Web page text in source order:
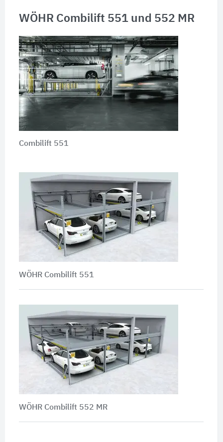
WÖHR Combilift 551 und 552 MR
Combilift 551
WÖHR Combilift 551
WÖHR Combilift 552 MR